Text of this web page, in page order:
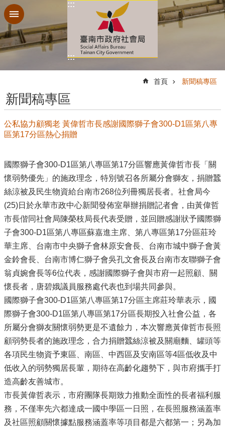
跳到主要內容區塊
:::
:::
首頁 新聞稿專區
新聞稿專區
公私協力顧獨老 黃偉哲市長感謝國際獅子會300-D1區第八專
區第17分區熱心捐贈
國際獅子會300-D1區第八專區第17分區響應黃偉哲市長「關
懷弱勢優先」的施政理念，特別號召各所屬分會獅友，捐贈蠶
絲涼被及民生物資給台南市268位列冊獨居長者。社會局今
(25)日於永華市政中心新聞發佈室舉辦捐贈記者會，由黃偉哲
市長偕同社會局陳榮枝局長代表受贈，並回贈感謝狀予國際獅
子會300-D1區第八專區蘇嘉進主席、第八專區第17分區莊玲
華主席、台南市中央獅子會林原安會長、台南市城中獅子會黃
金鈴會長、台南市博仁獅子會吳孔文會長及台南市友聯獅子會
翁貞婉會長等6位代表，感謝國際獅子會與市府一起照顧、關
懷長者，唐碧娥議員服務處代表也到場共同參與。
國際獅子會300-D1區第八專區第17分區主席莊玲華表示，國
際獅子會300-D1區第八專區第17分區長期投入社會公益，各
所屬分會獅友關懷弱勢更是不遺餘力，本次響應黃偉哲市長照
顧弱勢長者的施政理念，合力捐贈蠶絲涼被及關廟麵、罐頭等
各項民生物資予東區、南區、中西區及安南區等4區低收及中
低收入的弱勢獨居長輩，期待在高齡化趨勢下，與市府攜手打
造高齡友善城市。
市長黃偉哲表示，市府團隊長期致力推動全面性的長者福利服
務，不僅率先六都達成一國中學區一日照，在長照服務涵蓋率
及社區照顧關懷據點服務涵蓋率等項目都是六都第一；另為加